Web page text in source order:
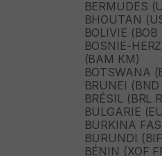
BERMUDES
BHOUTAN
BOLIVIE (BOB
BOSNIE-
(BAM КМ)
BOTSWANA
BRUNEI
BRÉSIL (BRL
BULGARIE
BURKINA
BURUNDI
BÉNIN (XOF